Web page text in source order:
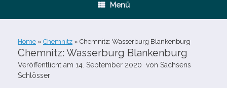
Menü
Home » Chemnitz » Chemnitz: Wasserburg Blankenburg
Chemnitz: Wasserburg Blankenburg
Veröffentlicht am 14. September 2020 von Sachsens
Schlösser